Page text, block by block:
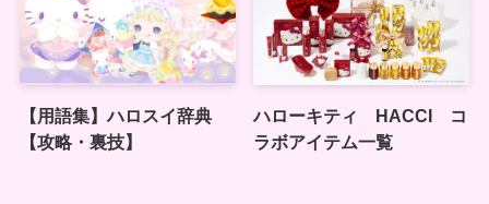
【用語集】ハロスイ辞典
【攻略・裏技】
ハローキティ HACCI コ
ラボアイテム一覧